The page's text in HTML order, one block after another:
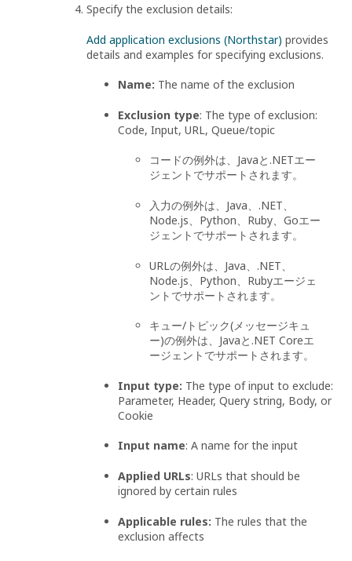
Specify the exclusion details:
Add application exclusions (Northstar) provides
details and examples for specifying exclusions.
Name: The name of the exclusion
Exclusion type: The type of exclusion:
Code, Input, URL, Queue/topic
コードの例外は、Javaと.NETエー
ジェントでサポートされます。
入力の例外は、Java、.NET、
Node.js、Python、Ruby、Goエー
ジェントでサポートされます。
URLの例外は、Java、.NET、
Node.js、Python、Rubyエージェ
ントでサポートされます。
キュー/トピック(メッセージキュ
ー)の例外は、Javaと.NET Coreエ
ージェントでサポートされます。
Input type: The type of input to exclude:
Parameter, Header, Query string, Body, or
Cookie
Input name: A name for the input
Applied URLs: URLs that should be
ignored by certain rules
Applicable rules: The rules that the
exclusion affects